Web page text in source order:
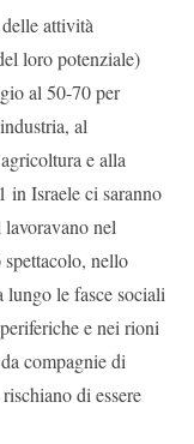
attività
loro potenziale)
al 50-70 per
al
e alla
in Israele ci saranno
nel
nello
lungo le fasce sociali
e nei rioni
compagnie di
di essere